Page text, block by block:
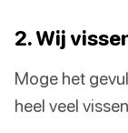
2. Wij
Moge het
heel veel